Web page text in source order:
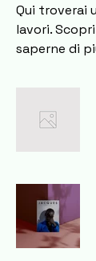
Qui troverai
lavori.
saperne di